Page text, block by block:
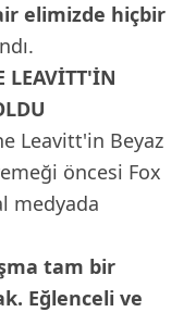
elimizde hiçbir
LEAVİTT'İN
Leavitt'in Beyaz
öncesi Fox
medyada
tam bir
Eğlenceli ve